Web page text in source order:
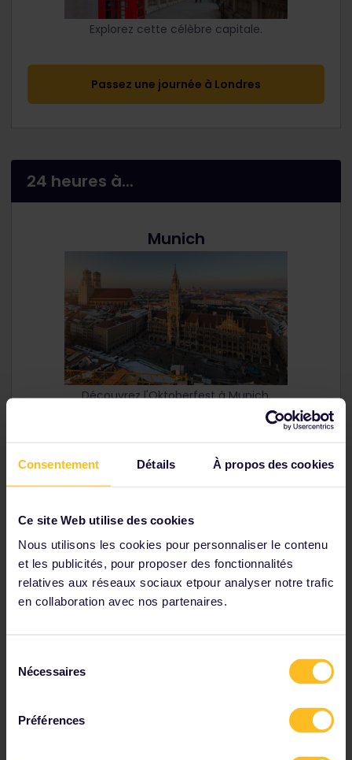
Consentement Détails À propos des cookies
Ce site Web utilise des cookies
Nous utilisons les cookies pour personnaliser le contenu
et les publicités, pour proposer des fonctionnalités
relatives aux réseaux sociaux etpour analyser notre trafic
en collaboration avec nos partenaires.
Nécessaires
Préférences
Explorez cette célèbre capitale.
Passez une journée à Londres
24 heures à...
Munich
Découvrez l'Oktoberfest à Munich.
Naples
Succombez à la beauté de ce diamant brut.